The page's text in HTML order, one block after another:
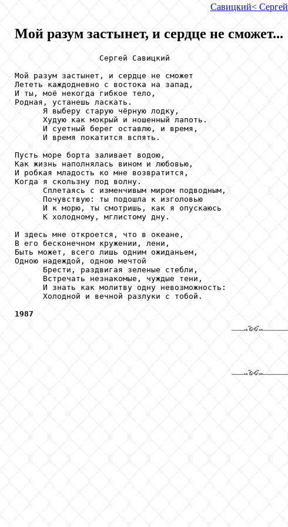
Савицкий< Сергей
Мой разум застынет, и сердце не сможет...
                  Сергей Савицкий
Мой разум застынет, и сердце не сможет
Лететь каждодневно с востока на запад,
И ты, моё некогда гибкое тело,
Родная, устанешь ласкать.
      Я выберу старую чёрную лодку,
      Худую как мокрый и ношенный лапоть.
      И суетный берег оставлю, и время,
      И время покатится вспять.
Пусть море борта заливает водою,
Как жизнь наполнялась вином и любовью,
И робкая младость ко мне возвратится,
Когда я скользну под волну.
      Сплетаясь с изменчивым миром подводным,
      Почувствую: ты подошла к изголовью
      И к морю, ты смотришь, как я опускаюсь
      К холодному, мглистому дну.
И здесь мне откроется, что в океане,
В его бесконечном кружении, лени,
Быть может, всего лишь одним ожиданьем,
Одною надеждой, одною мечтой
      Брести, раздвигая зеленые стебли,
      Встречать незнакомые, чуждые тени,
      И знать как молитву одну невозможность:
      Холодной и вечной разлуки с тобой.
1987